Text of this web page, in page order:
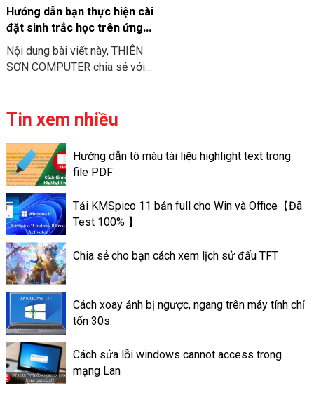
Hướng dẫn bạn thực hiện cài
đặt sinh trắc học trên ứng
dụng ngân hàng
Nội dung bài viết này, THIÊN
SƠN COMPUTER chia sẻ với
trên ứng dụng ngân hàng
bạn có thể tự cập nhật thông
tin ngay tại nhà mà bạn không
cần phải đến trực tiếp ngân
hàng.
Tin xem nhiều
Hướng dẫn tô màu tài liệu highlight text trong
file PDF
Tải KMSpico 11 bản full cho Win và Office【Đã
Test 100% 】
Chia sẻ cho bạn cách xem lịch sử đấu TFT
Cách xoay ảnh bị ngược, ngang trên máy tính chỉ
tốn 30s.
Cách sửa lỗi windows cannot access trong
mạng Lan